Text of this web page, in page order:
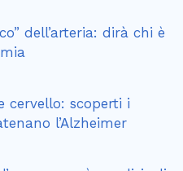
dell’arteria: dirà chi è
cervello: scoperti i
l’Alzheimer